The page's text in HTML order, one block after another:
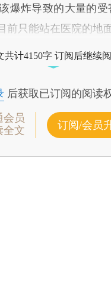
爆炸导致的大量的
只能站在医院的地
共计4150字 订阅后继续
后获取已订阅的阅读
会员
全文
订阅/会员